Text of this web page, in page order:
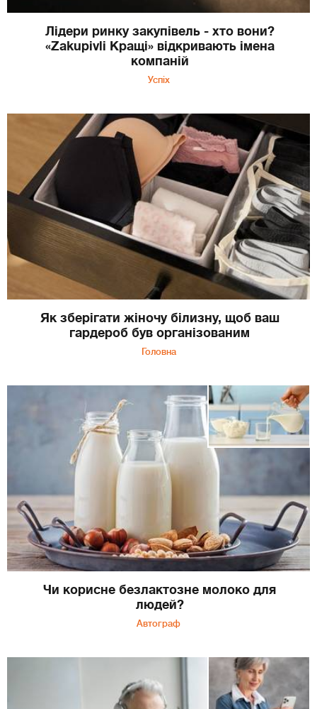
Лідери ринку закупівель - хто вони?
«Zakupivli Кращі» відкривають імена
компаній
Успіх
Як зберігати жіночу білизну, щоб ваш
гардероб був організованим
Головна
Чи корисне безлактозне молоко для
людей?
Автограф